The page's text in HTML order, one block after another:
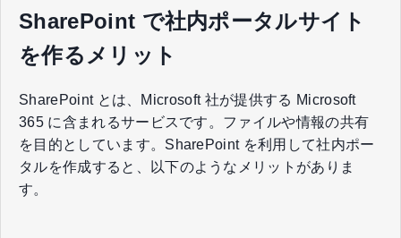
SharePoint で社内ポータルサイト
を作るメリット
SharePoint とは、Microsoft 社が提供する Microsoft
365 に含まれるサービスです。ファイルや情報の共有
を目的としています。SharePoint を利用して社内ポー
タルを作成すると、以下のようなメリットがありま
す。